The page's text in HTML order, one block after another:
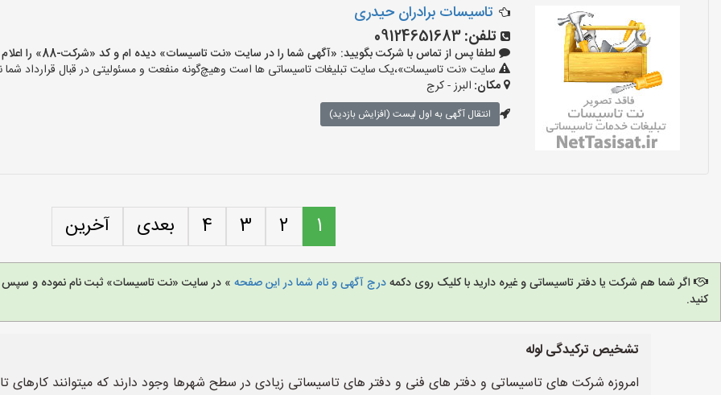
تاسیسات برادران حیدری
تلفن:09124651683
لطفا پس از تماس با شرکت بگویید: «آگهی شما را در سایت «نت تاسیسات» دیده ام و کد «شرکت-88» را اعلام کنید»
سایت «نت تاسیسات»،یک سایت تبلیغات تاسیساتی ها است وهیچ‌گونه منفعت و مسئولیتی در قبال قرارداد شما
مکان: البرز - کرج
انتقال آگهی به اول لیست (افزایش بازدید)
1
2
3
4 بعدی آخرین
اگر شما هم شرکت یا دفتر تاسیساتی و غیره دارید با کلیک روی دکمهدرج آگهی و نام شما در این صفحه » در سایت «نت تاسیسات» ثبت نام نموده و سپس
کنید.
تشخیص ترکیدگی لوله
امروزه شرکت های تاسیساتی و دفتر های فنی و دفتر های تاسیساتی زیادی در سطح شهرها وجود دارند که میتوانند کارهای